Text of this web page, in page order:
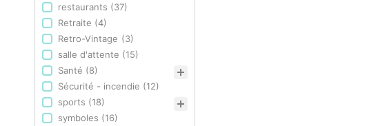
restaurants (37)
Retraite (4)
Retro-Vintage (3)
salle d'attente (15)
Santé (8)
Sécurité - incendie (12)
sports (18)
symboles (16)